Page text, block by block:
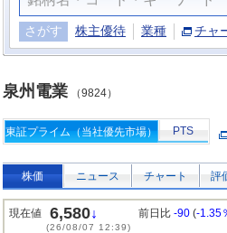
さがす 株主優待 業種 チャ
泉州電業 （9824）
東証プライム（当社優先市場） PTS
株価 ニュース チャート 評
現在値 6,580↓
(26/08/07 12:39)
前日比 -90 (-1.35